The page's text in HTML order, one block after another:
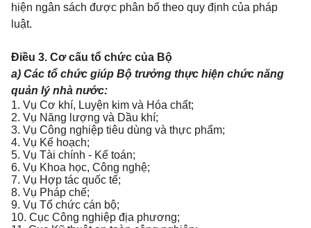
hiện ngân sách được phân bổ theo quy định của pháp
luật.
Điều 3. Cơ cấu tổ chức của Bộ
a) Các tổ chức giúp Bộ trưởng thực hiện chức năng
quản lý nhà nước:
1. Vụ Cơ khí, Luyện kim và Hóa chất;
2. Vụ Năng lượng và Dầu khí;
3. Vụ Công nghiệp tiêu dùng và thực phẩm;
4. Vụ Kế hoạch;
5. Vụ Tài chính - Kế toán;
6. Vụ Khoa học, Công nghệ;
7. Vụ Hợp tác quốc tế;
8. Vụ Pháp chế;
9. Vụ Tổ chức cán bộ;
10. Cục Công nghiệp địa phương;